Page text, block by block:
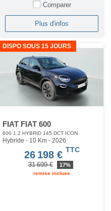
Comparer
Plus d'infos
DISPO SOUS 15 JOURS
FIAT FIAT 600
600 1.2 HYBRID 145 DCT ICON
Hybride - 10 Km- 2026
26 198 € TTC
31 699 € 17%
remise incluse